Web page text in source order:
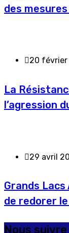
des
20
La
l’agression
29 avril
Grands
de redorer
Nous suivre